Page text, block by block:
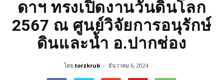
ดาฯ ทรงเปิดงานวันดินโลก
2567 ณ ศูนย์วิจัยการอนุรักษ์
ดินและน้ำ อ.ปากช่อง
โดย torzkrub - ธันวาคม 6, 2024